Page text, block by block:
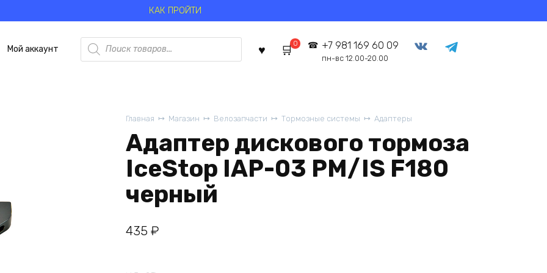
КАК ПРОЙТИ
Мой аккаунт
Поиск
товаров
0 +7 981 169 60 09
пн-вс 12.00-20.00
Главная
Магазин Велозапчасти Тормозные системы Адаптеры
Адаптер дискового тормоза
IceStop IAP-03 PM/IS F180
черный
435 ₽